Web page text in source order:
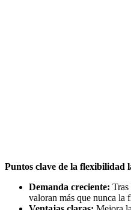
Puntos clave de la flexibilidad
Demanda creciente: Tras
valoran más que nunca la